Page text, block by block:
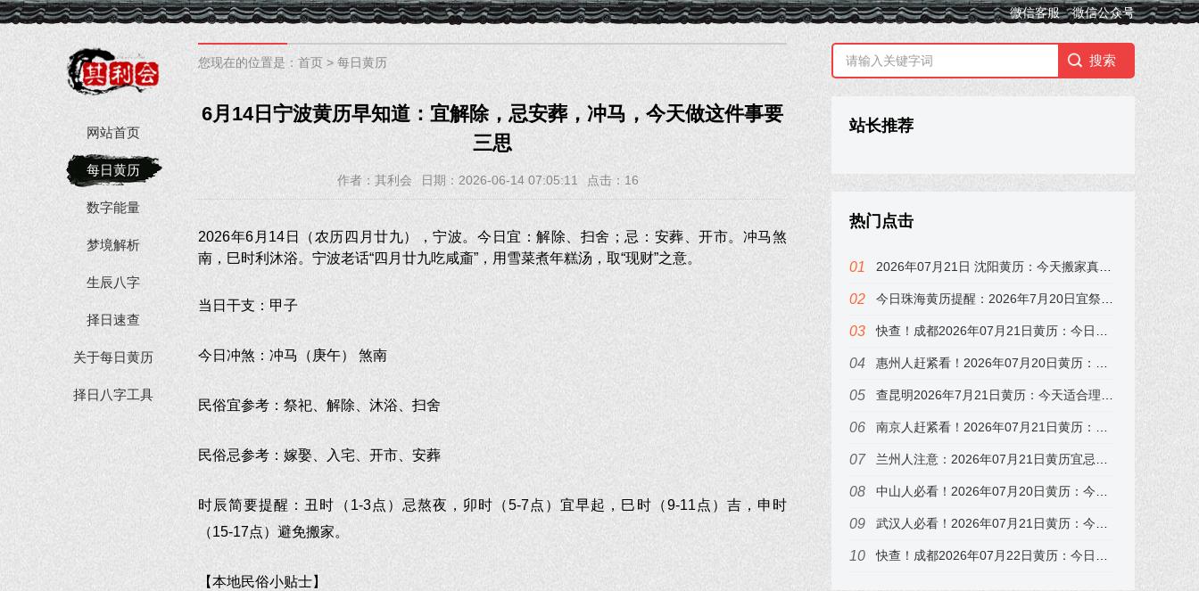
微信客服 微信公众号
网站首页
每日黄历
数字能量
梦境解析
生辰八字
择日速查
关于每日黄历
择日八字工具
您现在的位置是： 首页 > 每日黄历
6月14日宁波黄历早知道：宜解除，忌安葬，冲马，今天做这件事要
三思
作者：其利会 日期：2026-06-14 07:05:11 点击： 16
2026年6月14日（农历四月廿九），宁波。今日宜：解除、扫舍；忌：安葬、开市。冲马煞
南，巳时利沐浴。宁波老话“四月廿九吃咸齑”，用雪菜煮年糕汤，取“现财”之意。
当日干支：甲子
今日冲煞：冲马（庚午） 煞南
民俗宜参考：祭祀、解除、沐浴、扫舍
民俗忌参考：嫁娶、入宅、开市、安葬
时辰简要提醒：丑时（1-3点）忌熬夜，卯时（5-7点）宜早起，巳时（9-11点）吉，申时
（15-17点）避免搬家。
【本地民俗小贴士】
站长推荐
热门点击
2026年07月21日 沈阳黄历：今天搬家真的好吗？属狗的注意了
今日珠海黄历提醒：2026年7月20日宜祭祀，冲鸡，下午子时最吉利
快查！成都2026年07月21日黄历：今日吉时在子时，错过可惜
惠州人赶紧看！2026年07月20日黄历：冲鸡煞西，这3个时辰要避开
查昆明2026年7月21日黄历：今天适合理发吗？宜祭祀祈福，答案来了
南京人赶紧看！2026年07月21日黄历：冲狗煞南，这3个时辰要避开
兰州人注意：2026年07月21日黄历宜忌早知道，尤其属狗的
中山人必看！2026年07月20日黄历：今天开业选几点？吉时表
武汉人必看！2026年07月21日黄历：今天开业选几点？吉时表
快查！成都2026年07月22日黄历：今日吉时在子时，错过可惜